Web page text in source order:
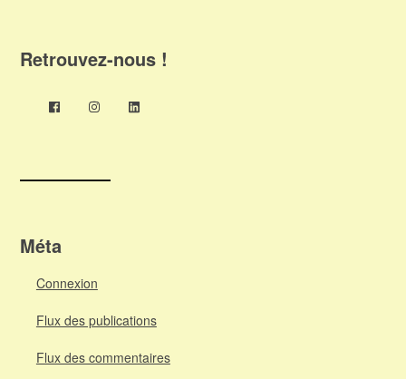
Retrouvez-nous !
Méta
Connexion
Flux des publications
Flux des commentaires